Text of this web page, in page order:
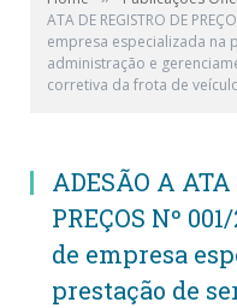
ATA DE REGISTRO DE
empresa especializada na
administração e
corretiva da frota de
ADESÃO A ATA
PREÇOS Nº
de empresa
prestação de